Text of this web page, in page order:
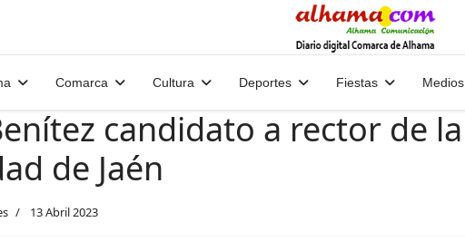
Comarca Cultura Deportes Fiestas Medios
candidato a rector de la
de Jaén
13 Abril 2023